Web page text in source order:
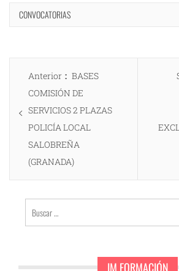
CONVOCATORIAS
Navegación
entradas
Anterior
Entrada
anterior:
BASES
COMISIÓN DE
SERVICIOS 2 PLAZAS
POLICÍA LOCAL
SALOBREÑA
(GRANADA)
Buscar:
JM FORMACIÓN